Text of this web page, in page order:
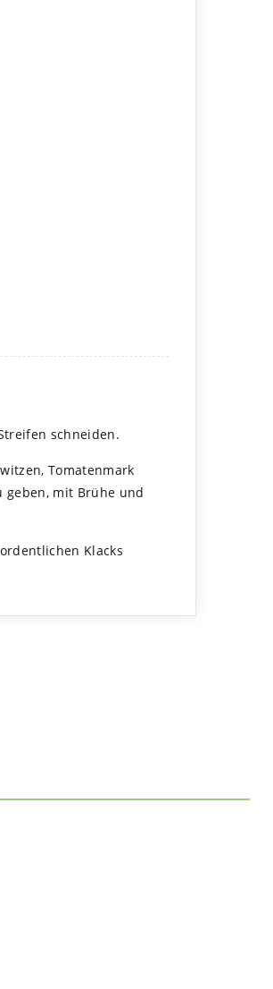
schnei­den.
Toma­ten­mark
geben, mit Brühe und
Klacks